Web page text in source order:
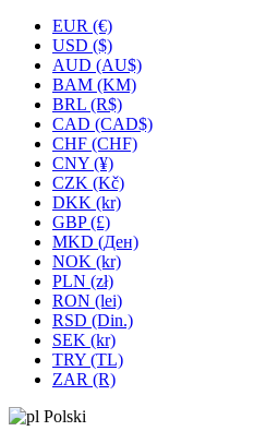
EUR (€)
USD ($)
AUD (AU$)
BAM (KM)
BRL (R$)
CAD (CAD$)
CHF (CHF)
CNY (¥)
CZK (Kč)
DKK (kr)
GBP (£)
MKD (Ден)
NOK (kr)
PLN (zł)
RON (lei)
RSD (Din.)
SEK (kr)
TRY (TL)
ZAR (R)
Polski